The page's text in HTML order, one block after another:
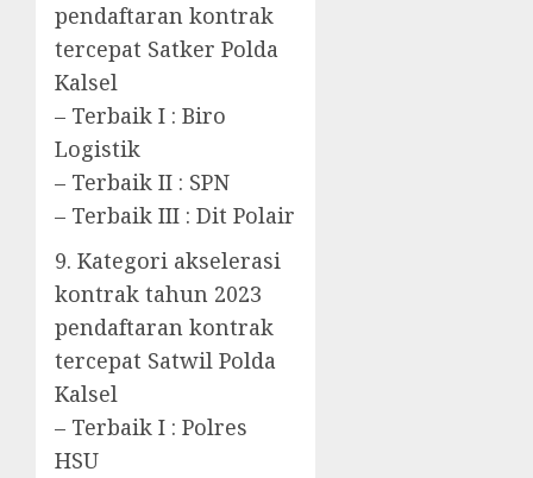
pendaftaran kontrak
tercepat Satker Polda
Kalsel
– Terbaik I : Biro
Logistik
– Terbaik II : SPN
– Terbaik III : Dit Polair
9. Kategori akselerasi
kontrak tahun 2023
pendaftaran kontrak
tercepat Satwil Polda
Kalsel
– Terbaik I : Polres
HSU